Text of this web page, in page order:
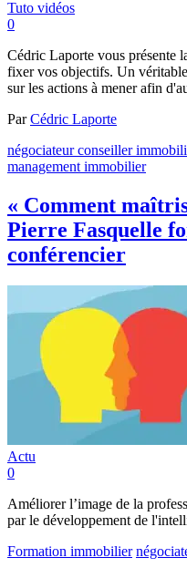
Tuto vidéos
0
Cédric Laporte vous présente
fixer vos objectifs. Un
sur les actions à mener afin
ParCédric Laporte
négociateur conseiller
management immobilier
« Comment
Pierre Fasquelle
conférencier
Actu
0
Améliorer l’image de la
par le développement de
Formation immobilier